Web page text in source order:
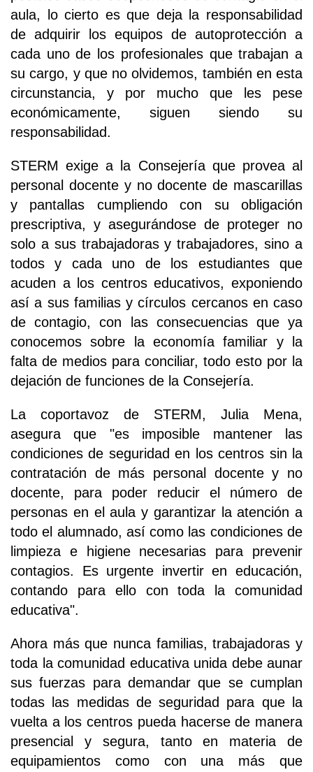
aula, lo cierto es que deja la responsabilidad
de adquirir los equipos de autoprotección a
cada uno de los profesionales que trabajan a
su cargo, y que no olvidemos, también en esta
circunstancia, y por mucho que les pese
económicamente, siguen siendo su
responsabilidad.
STERM exige a la Consejería que provea al
personal docente y no docente de mascarillas
y pantallas cumpliendo con su obligación
prescriptiva, y asegurándose de proteger no
solo a sus trabajadoras y trabajadores, sino a
todos y cada uno de los estudiantes que
acuden a los centros educativos, exponiendo
así a sus familias y círculos cercanos en caso
de contagio, con las consecuencias que ya
conocemos sobre la economía familiar y la
falta de medios para conciliar, todo esto por la
dejación de funciones de la Consejería.
La coportavoz de STERM, Julia Mena,
asegura que "es imposible mantener las
condiciones de seguridad en los centros sin la
contratación de más personal docente y no
docente, para poder reducir el número de
personas en el aula y garantizar la atención a
todo el alumnado, así como las condiciones de
limpieza e higiene necesarias para prevenir
contagios. Es urgente invertir en educación,
contando para ello con toda la comunidad
educativa".
Ahora más que nunca familias, trabajadoras y
toda la comunidad educativa unida debe aunar
sus fuerzas para demandar que se cumplan
todas las medidas de seguridad para que la
vuelta a los centros pueda hacerse de manera
presencial y segura, tanto en materia de
equipamientos como con una más que